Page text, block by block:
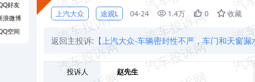
上汽大众 途观L 04-24 1.4万 0 收藏
返回主投诉: 【上汽大众-车辆密封性不严，车门和天窗漏
投诉人 赵先生
好友
浪微博
空间